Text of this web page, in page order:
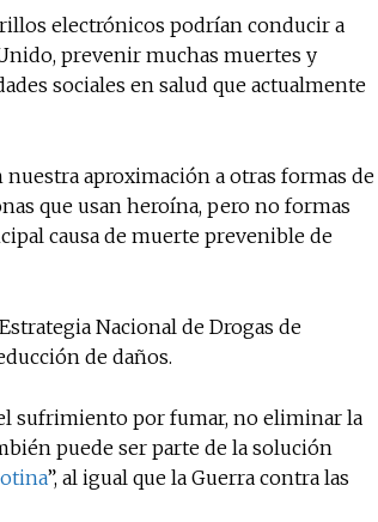
electrónicos podrían conducir a
prevenir muchas muertes y
sociales en salud que actualmente
aproximación a otras formas de
que usan heroína, pero no formas
causa de muerte prevenible de
Nacional de Drogas de
de daños.
sufrimiento por fumar, no eliminar la
puede ser parte de la solución
”, al igual que la Guerra contra las